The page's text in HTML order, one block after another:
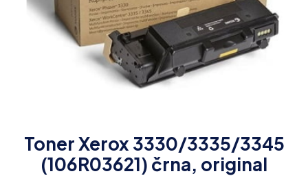
Toner Xerox 3330/3335/3345
(106R03621) črna, original